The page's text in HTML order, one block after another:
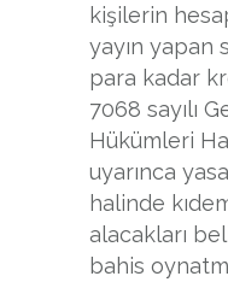
kişilerin
yayın yapan
para kadar
7068 sayılı
Hükümleri
uyarınca
halinde
alacakları
bahis